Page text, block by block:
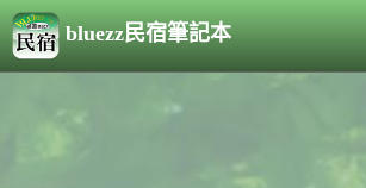
bluezz民宿筆記本